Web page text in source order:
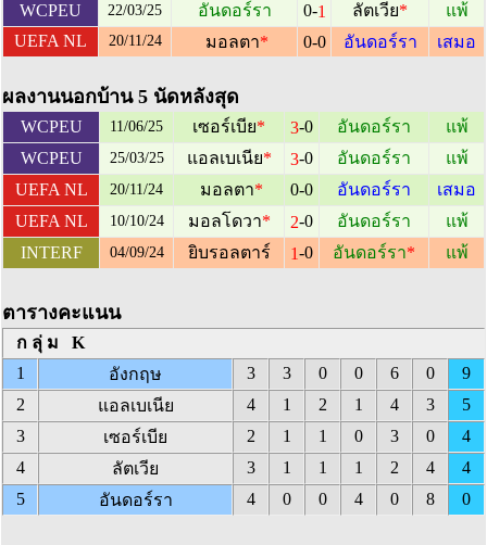
WCPEU
22/03/25 อันดอร์รา 0-1 ลัตเวีย*
แพ้
UEFA NL
20/11/24 มอลตา* 0-0 อันดอร์รา เสมอ
ผลงานนอกบ้าน 5 นัดหลังสุด
WCPEU 11/06/25 เซอร์เบีย* 3-0 อันดอร์รา
แพ้
WCPEU
25/03/25 แอลเบเนีย* 3-0 อันดอร์รา
แพ้
UEFA NL
20/11/24 มอลตา* 0-0 อันดอร์รา
เสมอ
UEFA NL
10/10/24 มอลโดวา* 2-0 อันดอร์รา
แพ้
INTERF
04/09/24 ยิบรอลตาร์ 1-0 อันดอร์รา* แพ้
ตารางคะแนน
กลุ่ม K
1
อังกฤษ 3 3 0 0 6 0
9
2
แอลเบเนีย 4 1 2 1 4 3
5
3
เซอร์เบีย 2 1 1 0 3 0
4
4
ลัตเวีย 3 1 1 1 2 4
4
5
อันดอร์รา 4 0 0 4 0 8 0